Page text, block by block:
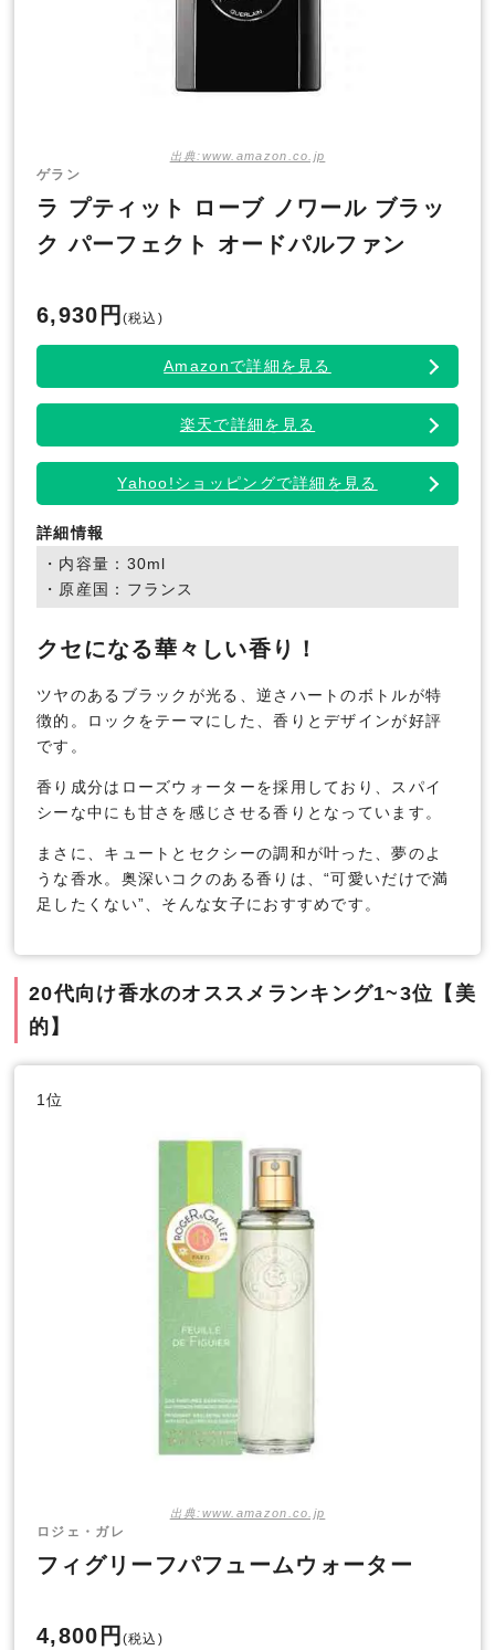
出典:www.amazon.co.jp
ゲラン
ラ プティット ローブ ノワール ブラッ
ク パーフェクト オードパルファン
6,930円 (税込)
Amazonで詳細を見る
楽天で詳細を見る
Yahoo!ショッピングで詳細を見る
詳細情報
・内容量：30ml
・原産国：フランス
クセになる華々しい香り！
ツヤのあるブラックが光る、逆さハートのボトルが特
徴的。ロックをテーマにした、香りとデザインが好評
です。
香り成分はローズウォーターを採用しており、スパイ
シーな中にも甘さを感じさせる香りとなっています。
まさに、キュートとセクシーの調和が叶った、夢のよ
うな香水。奥深いコクのある香りは、“可愛いだけで満
足したくない”、そんな女子におすすめです。
20代向け香水のオススメランキング1~3位【美
的】
1位
出典:www.amazon.co.jp
ロジェ・ガレ
フィグリーフパフュームウォーター
4,800円 (税込)